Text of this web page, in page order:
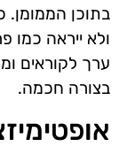
בתוכן הממומן.
ולא ייראה כמו
ערך לקוראים
בצורה חכמה.